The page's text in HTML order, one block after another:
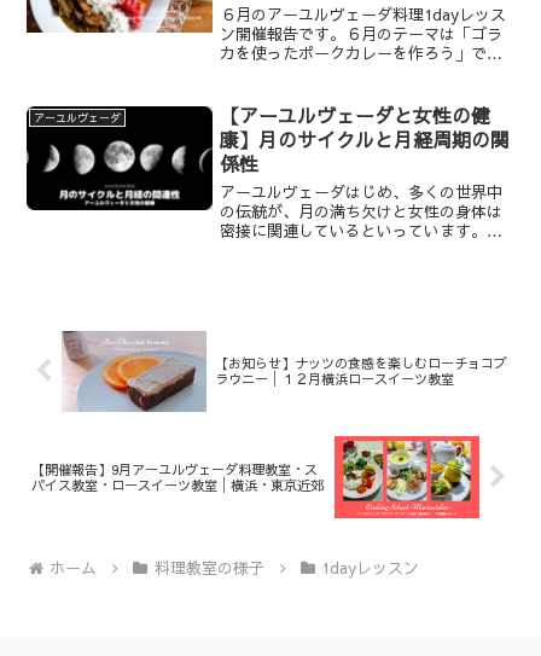
６月のアーユルヴェーダ料理1dayレッス
ン開催報告です。６月のテーマは「ゴラ
カを使ったポークカレーを作ろう」でし
アーユルヴェーダ
【アーユルヴェーダと女性の健
康】月のサイクルと月経周期の関
係性
アーユルヴェーダはじめ、多くの世界中
の伝統が、月の満ち欠けと女性の身体は
密接に関連しているといっています。本
【お知らせ】ナッツの食感を楽しむローチョコブ
ラウニー│１２月横浜ロースイーツ教室
【開催報告】9月アーユルヴェーダ料理教室・ス
パイス教室・ロースイーツ教室│横浜・東京近郊
ホーム 料理教室の様子 1dayレッスン